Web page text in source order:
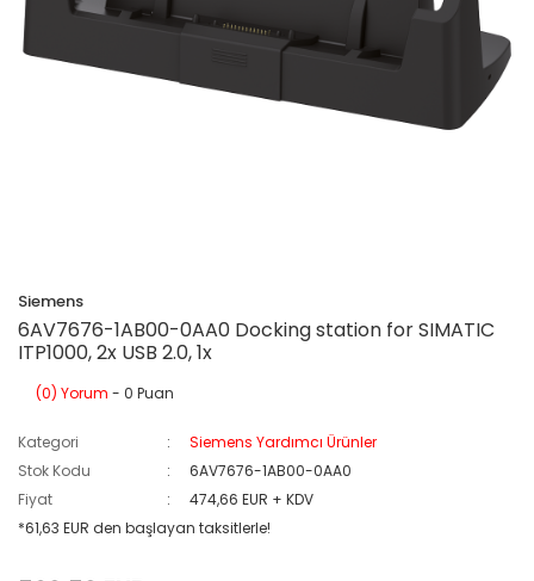
Siemens
6AV7676-1AB00-0AA0 Docking station for SIMATIC
ITP1000, 2x USB 2.0, 1x
(0) Yorum - 0 Puan
Kategori
Siemens Yardımcı Ürünler
Stok Kodu
6AV7676-1AB00-0AA0
Fiyat
474,66 EUR + KDV
*61,63 EUR den başlayan taksitlerle!